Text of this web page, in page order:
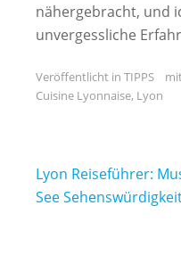
nähergebracht, und
unvergessliche
Veröffentlicht in TIPPS
Cuisine Lyonnaise, Lyon
Lyon Reiseführer:
See